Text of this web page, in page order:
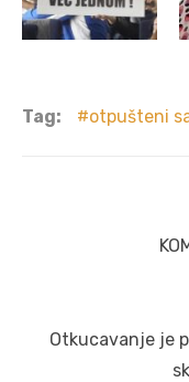
Tag: otpušteni
Next
Otkucavanje je